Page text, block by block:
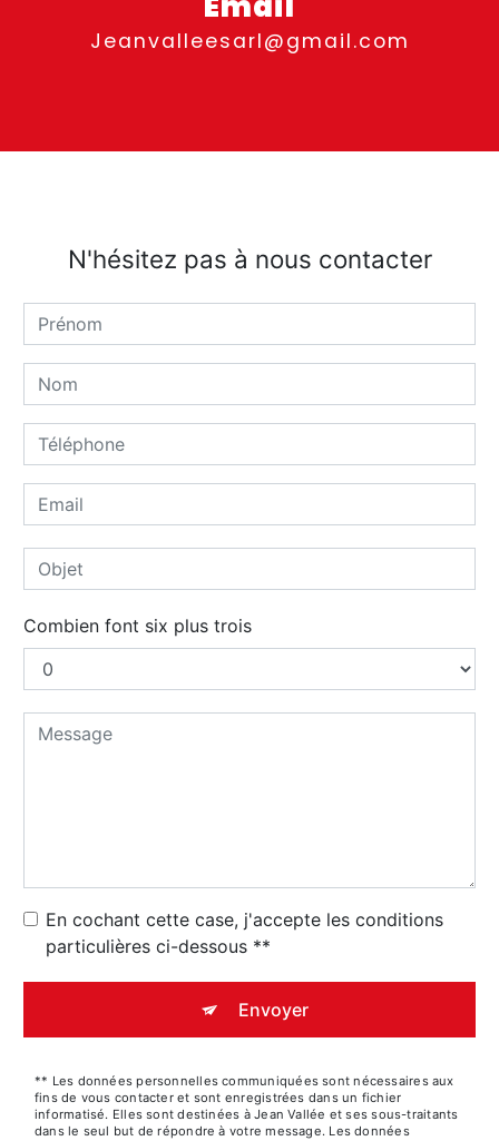
jeanvalleesarl@gmail.com
N'hésitez pas à nous contacter
Combien font six plus trois
En cochant cette case, j'accepte les conditions
particulières ci-dessous **
Envoyer
** Les données personnelles communiquées sont nécessaires aux
fins de vous contacter et sont enregistrées dans un fichier
informatisé. Elles sont destinées à Jean Vallée et ses sous-traitants
dans le seul but de répondre à votre message. Les données